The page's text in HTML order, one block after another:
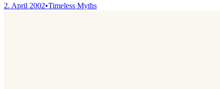
2. April 2002•Timeless Myths